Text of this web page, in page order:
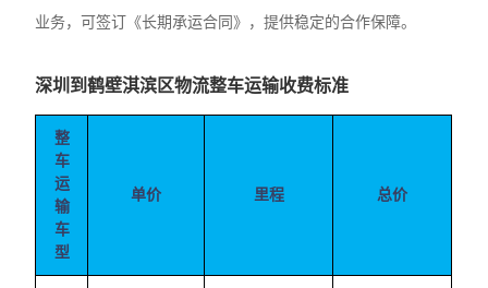
业务，可签订《长期承运合同》，提供稳定的合作保障。
深圳到鹤壁淇滨区物流整车运输收费标准
整
车
运
输
车
型
单价 里程 总价